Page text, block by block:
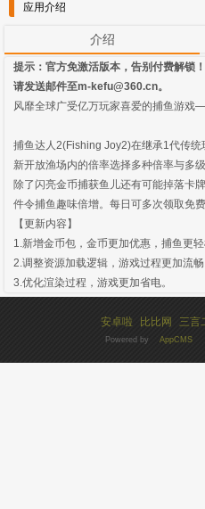
应用介绍
介绍
提示：官方免激活版本，告别付费解锁
请发送邮件至m-kefu@360.cn。
风靡全球广受亿万玩家喜爱的捕鱼游
捕鱼达人2(Fishing Joy2)在继承1代传统
新开放渔场内的倍率选择多种倍率与多
除了闪亮金币捕获鱼儿还有可能掉落卡
件令捕鱼趣味倍增。每日可多次领取免
【更新内容】
1.新增金币包，金币更加优惠，捕鱼更轻
2.调整资源加载逻辑，游戏过程更加流畅
3.优化渲染过程，游戏更加省电。
安卓啦 比比网 三言
Powered by AppCMS